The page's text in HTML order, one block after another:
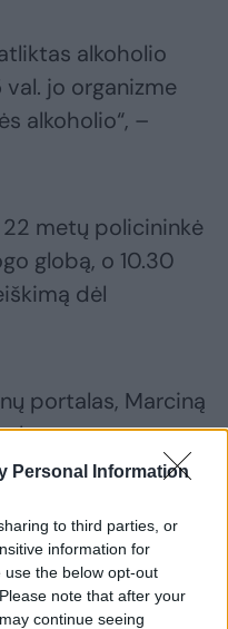
Personal Information
to third parties, or
information for
the below opt-out
note that after your
continue seeing
alkoholio
jo organizme
alkoholio“, –
metų policininkė
globą, o 10.30
dėl
portalas, Marciną
straipsnio 1 ir 2
iki 15 metų laisvės